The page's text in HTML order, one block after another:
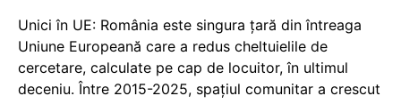
Unici în UE: România este singura țară din întreaga
Uniune Europeană care a redus cheltuielile de
cercetare, calculate pe cap de locuitor, în ultimul
deceniu. Între 2015-2025, spațiul comunitar a crescut